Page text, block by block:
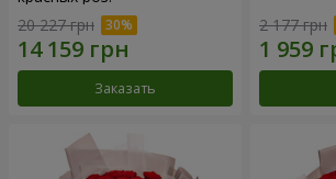
20 227 грн
Заказать
2 177 грн